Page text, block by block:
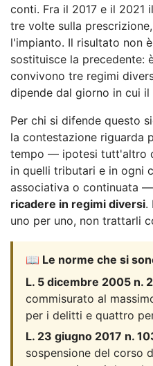
conti. Fra il 2017 e il 2021
tre volte sulla
l'impianto. Il risultato non
sostituisce la precedente:
convivono tre regimi
dipende dal giorno in cui
Per chi si difende questo
la contestazione riguarda
tempo — ipotesi tutt'altro
in quelli tributari e in ogni
associativa o continuata —
ricadere in regimi diversi.
uno per uno, non trattarli
📖 Le norme che si
L. 5 dicembre 2005 n.
commisurato al
per i delitti e quattro
L. 23 giugno 2017 n.
sospensione del corso